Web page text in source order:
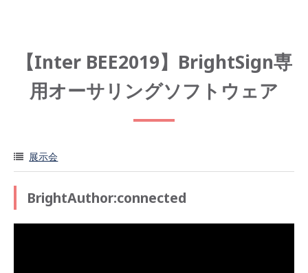
【Inter BEE2019】BrightSign専
用オーサリングソフトウェア
展示会
BrightAuthor:connected